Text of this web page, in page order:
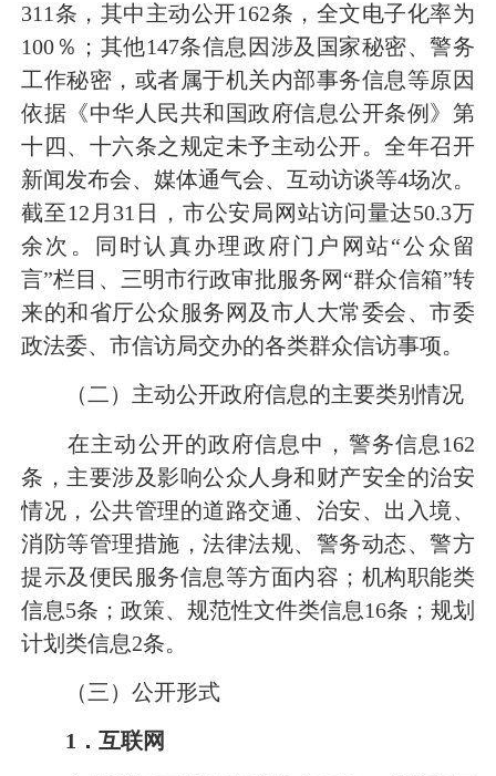
311条，其中主动公开162条，全文电子化率为
100％；其他147条信息因涉及国家秘密、警务
工作秘密，或者属于机关内部事务信息等原因
依据《中华人民共和国政府信息公开条例》第
十四、十六条之规定未予主动公开。全年召开
新闻发布会、媒体通气会、互动访谈等4场次。
截至12月31日，市公安局网站访问量达50.3万
余次。同时认真办理政府门户网站“公众留
言”栏目、三明市行政审批服务网“群众信箱”转
来的和省厅公众服务网及市人大常委会、市委
政法委、市信访局交办的各类群众信访事项。
（二）主动公开政府信息的主要类别情况
在主动公开的政府信息中，警务信息162
条，主要涉及影响公众人身和财产安全的治安
情况，公共管理的道路交通、治安、出入境、
消防等管理措施，法律法规、警务动态、警方
提示及便民服务信息等方面内容；机构职能类
信息5条；政策、规范性文件类信息16条；规划
计划类信息2条。
（三）公开形式
1．互联网